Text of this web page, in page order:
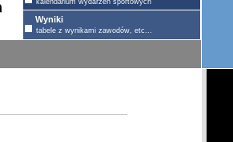
kalendarium wydarzeń sportowych
Wyniki
tabele z wynikami zawodów, etc...